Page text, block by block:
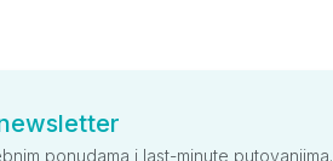
ponudama i last-minute putovanjima.